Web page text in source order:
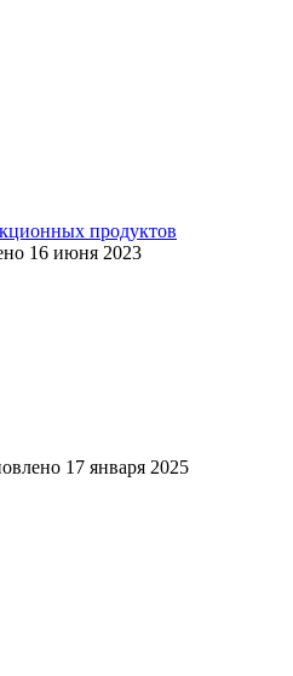
продуктов
16 июня 2023
17 января 2025